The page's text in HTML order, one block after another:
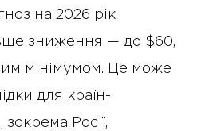
на 2026 рік
зниження — до $60,
мінімумом. Це може
для країн-
Росії,